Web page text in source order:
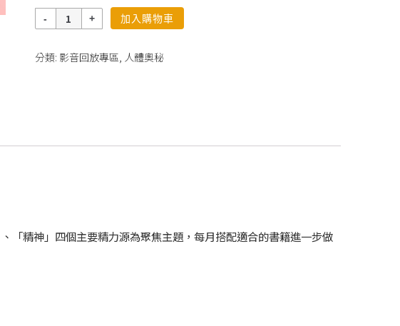
量
加入購物車
分類: 影音回放專區, 人體奧秘
「精神」四個主要精力源為聚焦主題，每月搭配適合的書籍進一步做